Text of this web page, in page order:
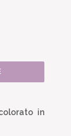
in